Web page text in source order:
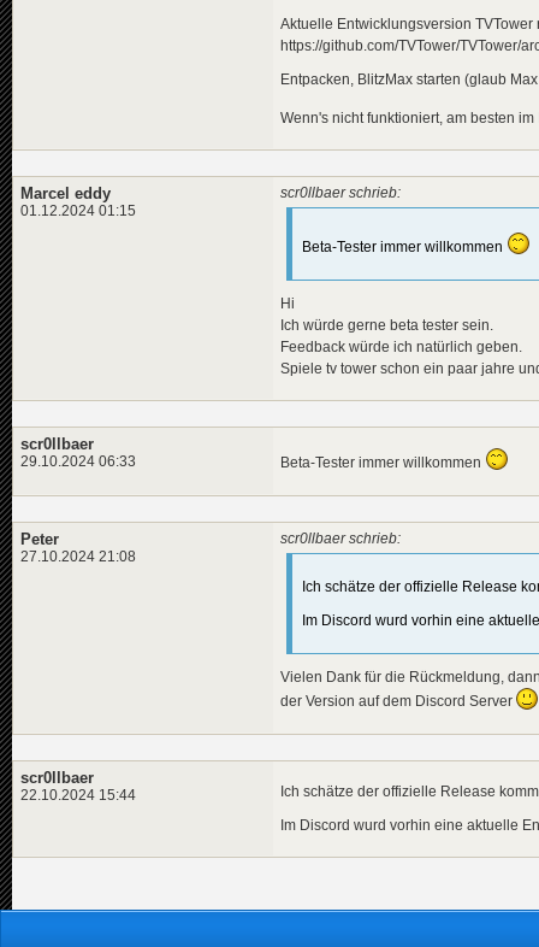
Aktuelle Entwicklungsversion
https://github.com/TVTower/TVTower/
Entpacken, BlitzMax starten (glaub
Wenn's nicht funktioniert, am besten
Marcel eddy
01.12.2024 01:15
scr0llbaer schrieb:
Beta-Tester immer willkommen
Hi
Ich würde gerne beta tester sein.
Feedback würde ich natürlich geben.
Spiele tv tower schon ein paar jahre
scr0llbaer
29.10.2024 06:33 Beta-Tester immer willkommen
Peter
27.10.2024 21:08
scr0llbaer schrieb:
Ich schätze der offizielle Release
Im Discord wurd vorhin eine
Vielen Dank für die Rückmeldung,
der Version auf dem Discord Server
scr0llbaer
22.10.2024 15:44 Ich schätze der offizielle Release
Im Discord wurd vorhin eine aktuelle